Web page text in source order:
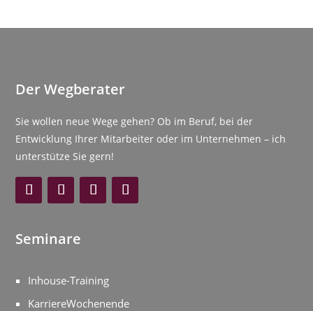
Der Wegberater
Sie wollen neue Wege gehen? Ob im Beruf, bei der
Entwicklung Ihrer Mitarbeiter oder im Unternehmen – ich
unterstütze Sie gern!
Seminare
Inhouse-Training
KarriereWochenende